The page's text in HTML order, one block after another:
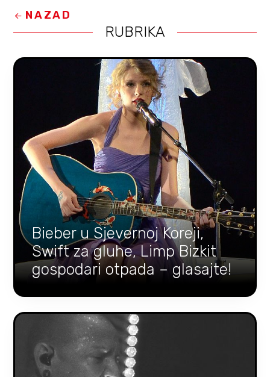
NAZAD
RUBRIKA
Bieber u Sjevernoj Koreji,
Swift za gluhe, Limp Bizkit
gospodari otpada – glasajte!